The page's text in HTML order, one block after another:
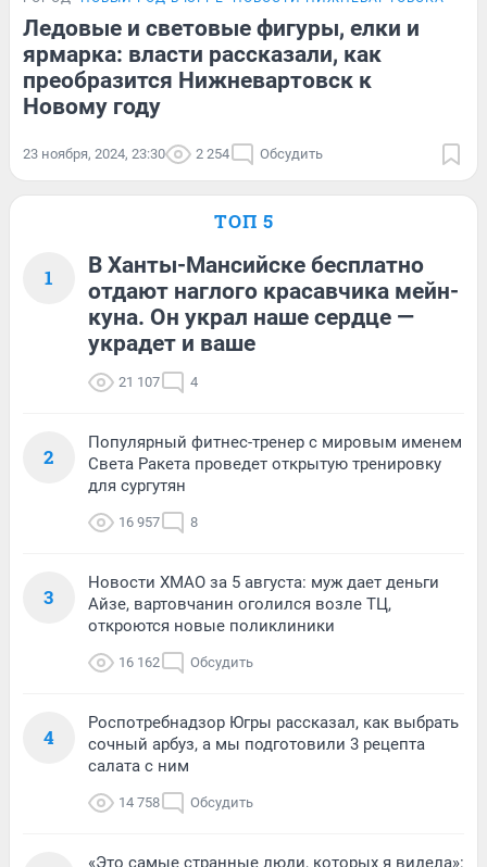
Ледовые и световые фигуры, елки и
ярмарка: власти рассказали, как
преобразится Нижневартовск к
Новому году
23 ноября, 2024, 23:30 2 254 Обсудить
ТОП 5
1
В Ханты-Мансийске бесплатно
отдают наглого красавчика мейн-
куна. Он украл наше сердце —
украдет и ваше
21 107 4
2
Популярный фитнес-тренер с мировым именем
Света Ракета проведет открытую тренировку
для сургутян
16 957 8
3
Новости ХМАО за 5 августа: муж дает деньги
Айзе, вартовчанин оголился возле ТЦ,
откроются новые поликлиники
16 162 Обсудить
4
Роспотребнадзор Югры рассказал, как выбрать
сочный арбуз, а мы подготовили 3 рецепта
салата с ним
14 758 Обсудить
«Это самые странные люди, которых я видела»: